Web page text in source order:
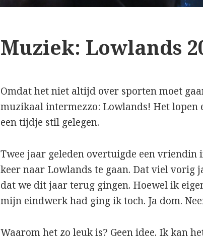
Muziek: Lowlands
Omdat het niet altijd over sporten moet
muzikaal intermezzo: Lowlands! Het lopen
een tijdje stil gelegen.
Twee jaar geleden overtuigde een vriendin
keer naar Lowlands te gaan. Dat viel vorig
dat we dit jaar terug gingen. Hoewel ik
mijn eindwerk had ging ik toch. Ja dom.
Waarom het zo leuk is? Geen idee. Ik kan